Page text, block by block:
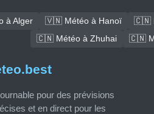
à Alger 🇻🇳 Météo à Hanoï 🇨🇳
🇨🇳 Météo à Zhuhai
🇨🇳
pour des prévisions
et en direct pour les